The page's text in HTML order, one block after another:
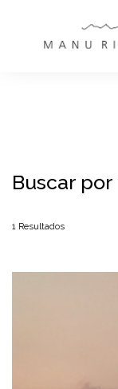
Buscar por
1 Resultados